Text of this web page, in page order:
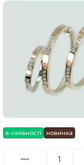
в наявності новинка